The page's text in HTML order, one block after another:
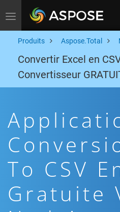
Toggle navigation
Produits Aspose.Total
Convertir Excel en
Convertisseur
To CSV
Gratuite